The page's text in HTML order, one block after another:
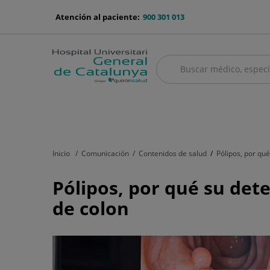
menu-
900 301 013
Atención al paciente:
BuscarBuscar
Inicio Comunicación Contenidos de salud Pólipos, por
Pólipos,
por
Pólipos, por qué su
de colon